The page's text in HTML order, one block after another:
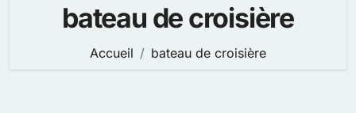
bateau de croisière
Accueil bateau de croisière